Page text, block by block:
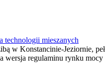
technologii mieszanych
w Konstancinie-Jeziornie,
wersja regulaminu rynku